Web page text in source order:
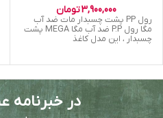
3,900,000تومان
رول PP پشت چسبدار مات ضد آب
مگا رول P.P ضد آب مگا MEGA پشت
چسبدار ، این مدل کاغذ
در خبرنامه